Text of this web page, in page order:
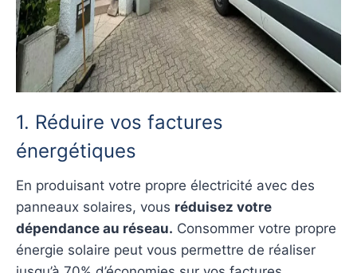
1. Réduire vos factures
énergétiques
En produisant votre propre électricité avec des
panneaux solaires, vous réduisez votre
dépendance au réseau. Consommer votre propre
énergie solaire peut vous permettre de réaliser